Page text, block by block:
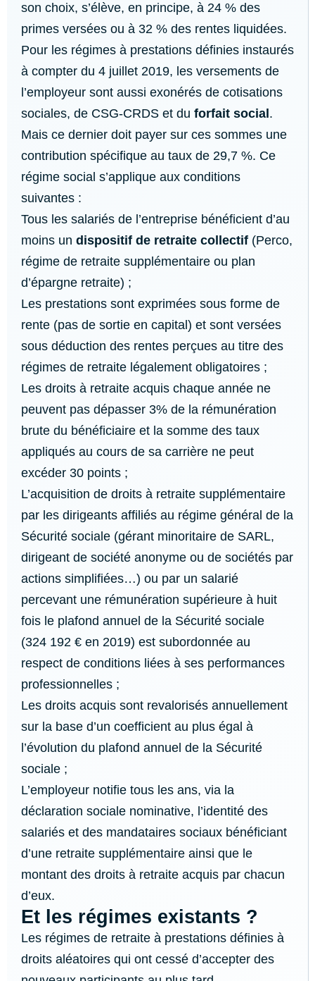
son choix, s’élève, en principe, à 24 % des
primes versées ou à 32 % des rentes liquidées.
Pour les régimes à prestations définies instaurés
à compter du 4 juillet 2019, les versements de
l’employeur sont aussi exonérés de cotisations
sociales, de CSG-CRDS et du forfait social .
Mais ce dernier doit payer sur ces sommes une
contribution spécifique au taux de 29,7 %. Ce
régime social s’applique aux conditions
suivantes :
Tous les salariés de l’entreprise bénéficient d’au
moins un dispositif de retraite collectif (Perco,
régime de retraite supplémentaire ou plan
d’épargne retraite) ;
Les prestations sont exprimées sous forme de
rente (pas de sortie en capital) et sont versées
sous déduction des rentes perçues au titre des
régimes de retraite légalement obligatoires ;
Les droits à retraite acquis chaque année ne
peuvent pas dépasser 3% de la rémunération
brute du bénéficiaire et la somme des taux
appliqués au cours de sa carrière ne peut
excéder 30 points ;
L’acquisition de droits à retraite supplémentaire
par les dirigeants affiliés au régime général de la
Sécurité sociale (gérant minoritaire de SARL,
dirigeant de société anonyme ou de sociétés par
actions simplifiées…) ou par un salarié
percevant une rémunération supérieure à huit
fois le plafond annuel de la Sécurité sociale
(324 192 € en 2019) est subordonnée au
respect de conditions liées à ses performances
professionnelles ;
Les droits acquis sont revalorisés annuellement
sur la base d’un coefficient au plus égal à
l’évolution du plafond annuel de la Sécurité
sociale ;
L’employeur notifie tous les ans, via la
déclaration sociale nominative, l’identité des
salariés et des mandataires sociaux bénéficiant
d’une retraite supplémentaire ainsi que le
montant des droits à retraite acquis par chacun
d’eux.
Et les régimes existants ?
Les régimes de retraite à prestations définies à
droits aléatoires qui ont cessé d’accepter des